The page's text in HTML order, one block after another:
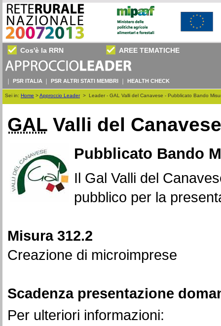
Cos'è la RRN AREE TEMATICHE
PSR ITALIA PSR ALTRI STATI MEMBRI HEALTH CHECK
Sei in: Home >Approccio Leader> Leader - GAL Valli del Canavese - Pubblicato Bando
GAL Valli del Canavese
Pubblicato Bando
Il Gal Valli del
pubblico per la
Misura 312.2
Creazione di microimprese
Scadenza presentazione
Per ulteriori informazioni: